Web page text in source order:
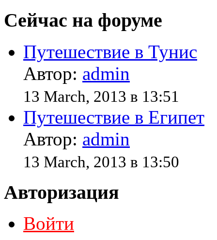
Сейчас на форуме
Путешествие в Тунис
Автор: admin
13 March, 2013 в 13:51
Путешествие в Египет
Автор: admin
13 March, 2013 в 13:50
Авторизация
Войти